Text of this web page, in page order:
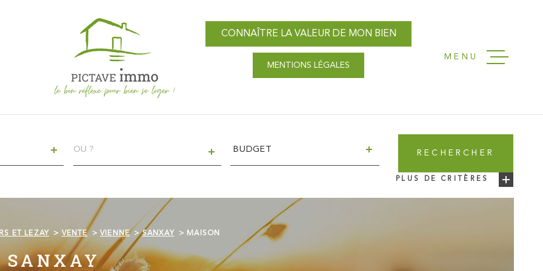
NOS
VENTES
LOCATIONS
MENU
BUDGET
PLUS DE CRITÈRES
RECHERCHER
CONNAÎTRE LA VALEUR DE MON BIEN
MENTIONS LÉGALES
ET LEZAY VENTE VIENNE SANXAY MAISON
SANXAY